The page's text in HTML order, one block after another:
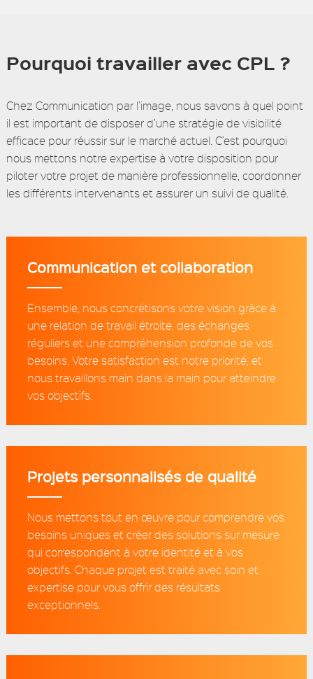
Pourquoi travailler avec CPL ?
Chez Communication par l’image, nous savons à quel point
il est important de disposer d’une stratégie de visibilité
efficace pour réussir sur le marché actuel. C’est pourquoi
nous mettons notre expertise à votre disposition pour
piloter votre projet de manière professionnelle, coordonner
les différents intervenants et assurer un suivi de qualité.
Communication et collaboration
Ensemble, nous concrétisons votre vision grâce à
une relation de travail étroite, des échanges
réguliers et une compréhension profonde de vos
besoins. Votre satisfaction est notre priorité, et
nous travaillons main dans la main pour atteindre
vos objectifs.
Projets personnalisés de qualité
Nous mettons tout en œuvre pour comprendre vos
besoins uniques et créer des solutions sur mesure
qui correspondent à votre identité et à vos
objectifs. Chaque projet est traité avec soin et
expertise pour vous offrir des résultats
exceptionnels.